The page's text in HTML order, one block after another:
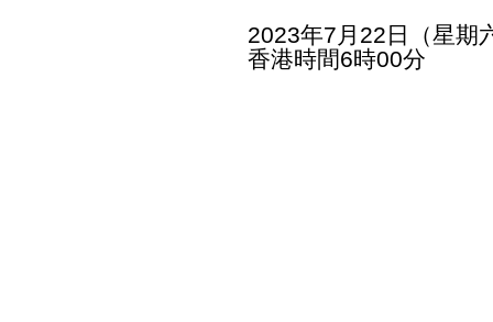
2023年7月22日（星期
香港時間6時00分